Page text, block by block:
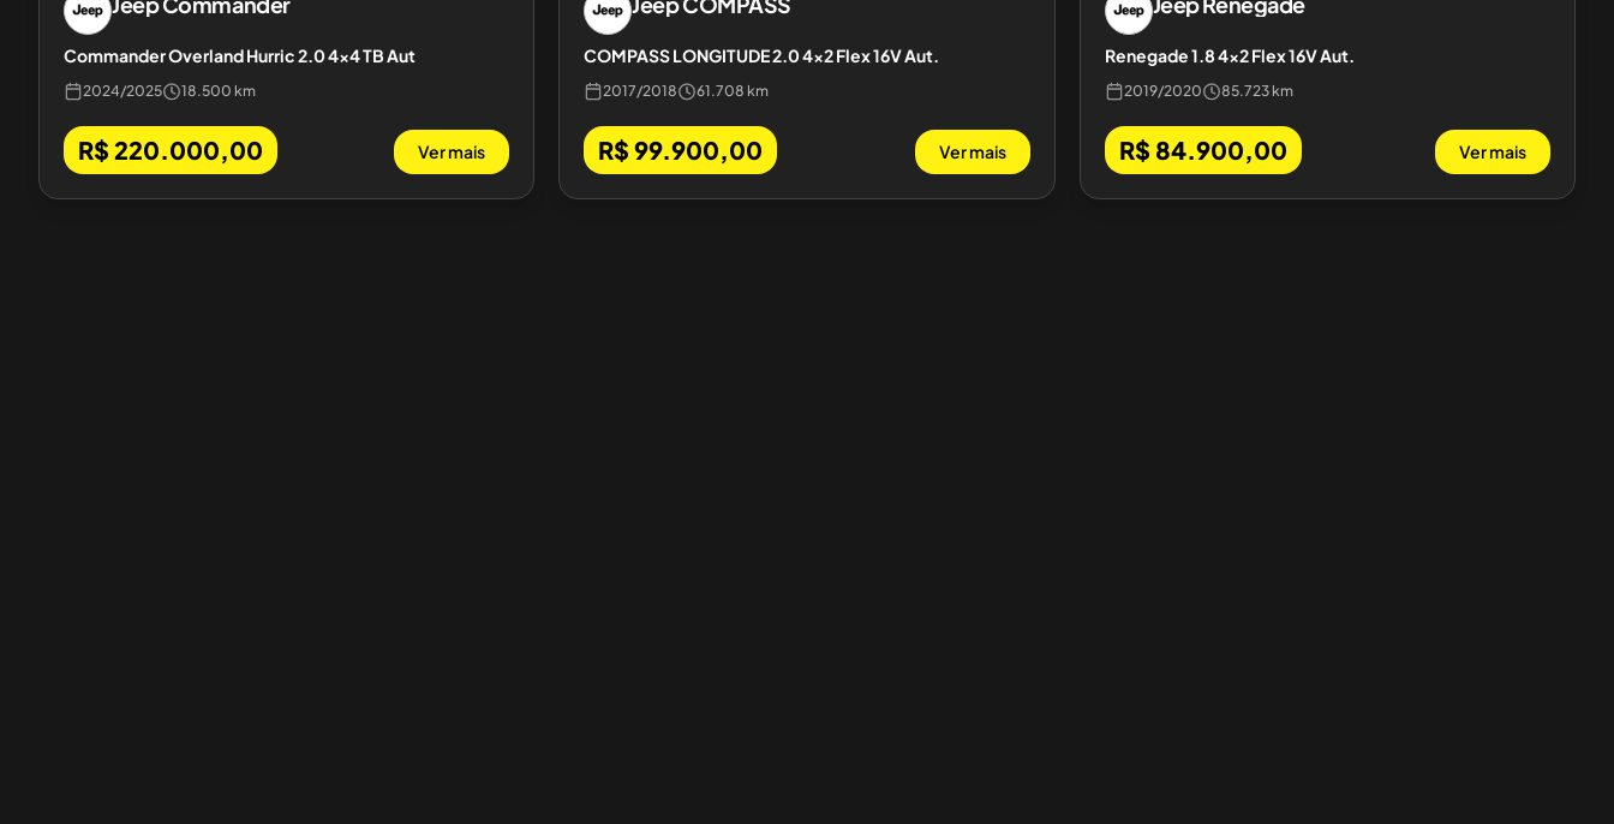
Commander Overland Hurric 2.0 4x4 TB Aut
2024/2025 18.500 km
R$ 220.000,00 Ver mais
COMPASS LONGITUDE 2.0 4x2 Flex 16V Aut.
2017/2018 61.708 km
R$ 99.900,00 Ver mais
Renegade 1.8 4x2 Flex 16V Aut.
2019/2020 85.723 km
R$ 84.900,00 Ver mais